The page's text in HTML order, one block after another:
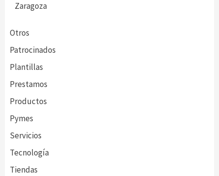
Zaragoza
Otros
Patrocinados
Plantillas
Prestamos
Productos
Pymes
Servicios
Tecnología
Tiendas